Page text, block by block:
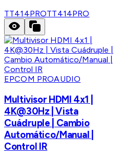
TT414PROTT414PRO
EPCOM PROAUDIO
Multivisor HDMI 4x1 |
4K@30Hz | Vista
Cuádruple | Cambio
Automático/Manual |
Control IR